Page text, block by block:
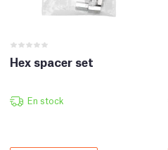
Hex spacer set
En stock